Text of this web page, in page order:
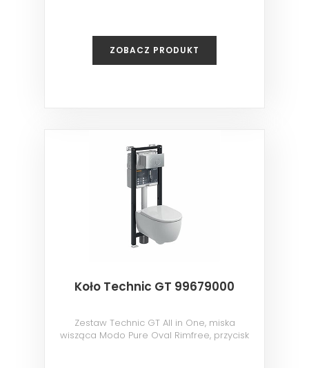
ZOBACZ PRODUKT
Koło Technic GT 99679000
Zestaw Technic GT All in One, miska
wisząca Modo Pure Oval Rimfree, przycisk